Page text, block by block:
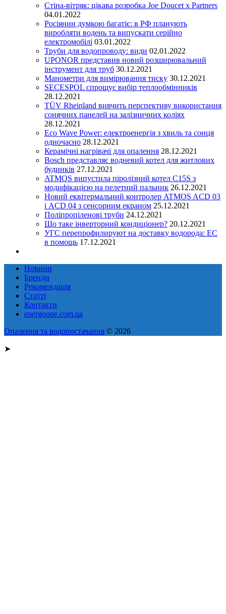
Стіна-вітряк: цікава розробка Joe Doucet x Partners
04.01.2022
Росіянин думкою багатіє: в РФ планують
виробляти водень та випускати серійно
електромобілі 03.01.2022
Труби для водопроводу: види 02.01.2022
UPONOR представив новий розширювальний
інструмент для труб 30.12.2021
Манометри для вимірювання тиску 30.12.2021
SECESPOL спрощує вибір теплообмінників
28.12.2021
TÜV Rheinland вивчить перспективу використання
сонячних панелей на залізничних коліях
28.12.2021
Eco Wave Power: електроенергія з хвиль та сонця
одночасно 28.12.2021
Керамічні нагрівачі для опалення 28.12.2021
Bosch представляє водневий котел для житлових
будинків 27.12.2021
ATMOS випустила піролізний котел C15S з
модифікацією на пелетний пальник 26.12.2021
Новий еквітермальний контролер ATMOS ACD 03
і ACD 04 з сенсорним екраном 25.12.2021
Поліпропіленові труби 24.12.2021
Що таке інверторний кондиціонер? 20.12.2021
УГС перепрофилируют на доставку водорода: EC
в помощь 17.12.2021
Новини
Бренди
Рекомендація
Статті
Контакти
energoone.com.ua
Опалення та водопостачання © 2026
➤